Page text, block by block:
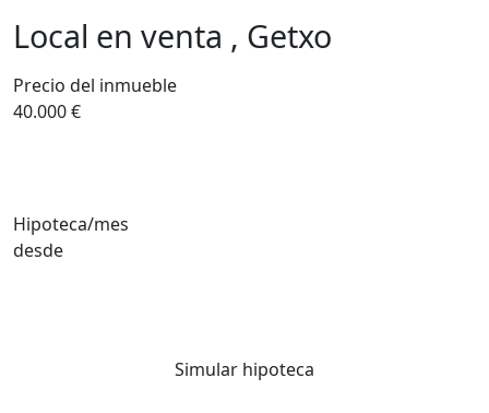
Local en venta , Getxo
Precio del inmueble
40.000 €
Hipoteca/mes
desde
Simular hipoteca